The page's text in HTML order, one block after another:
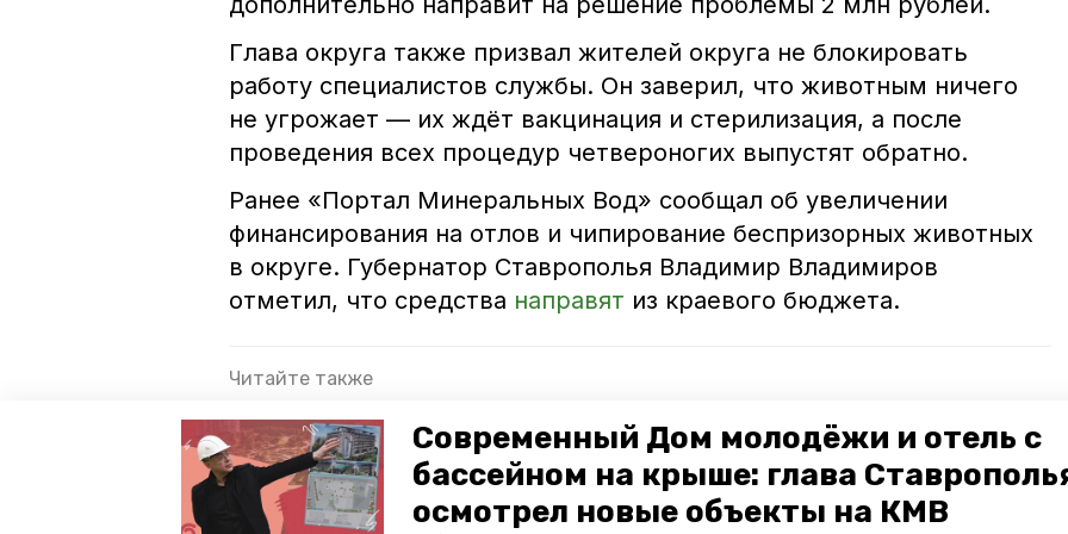
Современный Дом молодёжи и отель с
бассейном на крыше: глава
осмотрел новые объекты на КМВ
Глава округа также призвал жителей округа не блокировать
работу специалистов службы. Он заверил, что животным ничего
не угрожает — их ждёт вакцинация и стерилизация, а после
проведения всех процедур четвероногих выпустят обратно.
Ранее «Портал Минеральных Вод» сообщал об увеличении
финансирования на отлов и чипирование беспризорных животных
в округе. Губернатор Ставрополья Владимир Владимиров
отметил, что средства направят из краевого бюджета.
Читайте также
Ставропольские генетики прорабатывают вопрос импортозамещения в
животноводстве
Лисёнок вышел навстречу сотрудникам ДПС Минераловодского округа